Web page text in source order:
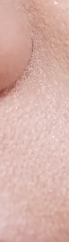
з волосу
розміру.
ручки
рішення для
своєю мягкістю і
чудово
Крім того,
вбивання тіней та
зусиль.